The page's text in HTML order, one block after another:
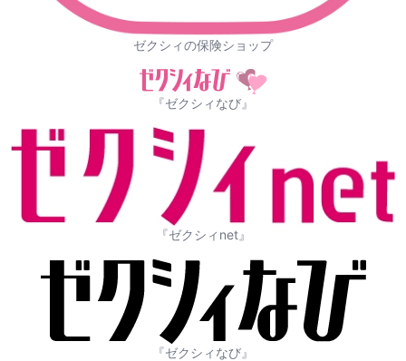
ゼクシィの保険ショップ
『ゼクシィなび』
『ゼクシィnet』
『ゼクシィなび』